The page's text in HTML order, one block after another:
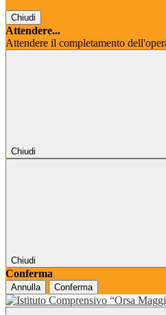
Chiudi
Attendere...
Attendere il completamento
Chiudi
Chiudi
Conferma
Annulla Conferma